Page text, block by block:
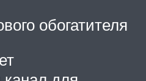
обогатителя